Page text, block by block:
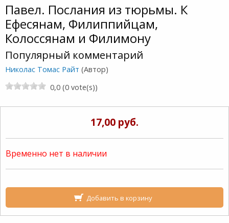
Павел. Послания из тюрьмы. К
Ефесянам, Филиппийцам,
Колоссянам и Филимону
Популярный комментарий
Николас Томас Райт (Автор)
0,0 (0 vote(s))
17,00 руб.
Временно нет в наличии
Добавить в корзину